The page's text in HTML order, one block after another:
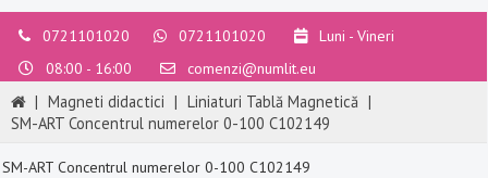
0721101020 0721101020
Luni - Vineri
08:00 - 16:00
comenzi@numlit.eu
| Magneti didactici | Liniaturi Tablă Magnetică |
SM-ART Concentrul numerelor 0-100 C102149
SM-ART Concentrul numerelor 0-100 C102149